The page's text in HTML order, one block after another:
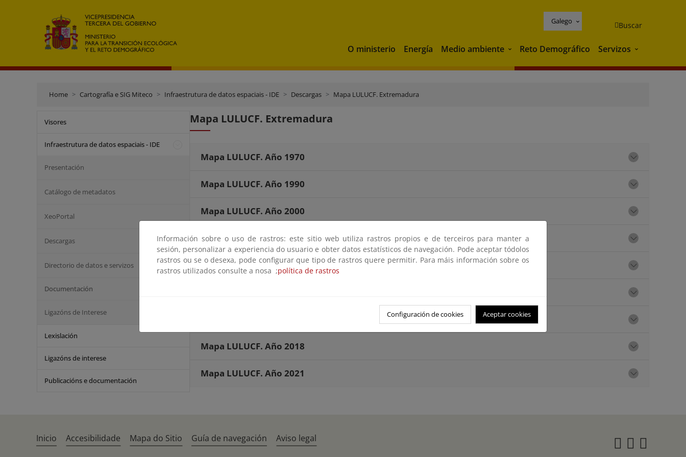
Galego Buscar
O ministerio Energía Medio ambiente Medio ambiente
Reto Demográfico Servizos Servizos
Home Cartografía e SIG Miteco Infraestrutura de datos espaciais - IDE Descargas Mapa LULUCF. Extremadura
Visores
Infraestrutura de datos espaciais - IDE
Presentación
Catálogo de metadatos
XeoPortal
Descargas
Directorio de datos e servizos
Documentación
Ligazóns de Interese
Lexislación
Ligazóns de interese
Publicacións e documentación
Mapa LULUCF. Extremadura
Mapa LULUCF. Año 1970
Mapa LULUCF. Año 1990
Mapa LULUCF. Año 2000
Mapa LULUCF. Año 2006
Mapa LULUCF. Año 2009
Mapa LULUCF. Año 2018
Mapa LULUCF. Año 2021
Información sobre o uso de rastros: este sitio web utiliza rastros propios e de terceiros para manter a
sesión, personalizar a experiencia do usuario e obter datos estatísticos de navegación. Pode aceptar tódolos
rastros ou se o desexa, pode configurar que tipo de rastros quere permitir. Para máis información sobre os
rastros utilizados consulte a nosa ;política de rastros
Configuración de cookies Aceptar cookies
Inicio Accesibilidade Mapa do Sitio Guía de navegación Aviso legal Twitter